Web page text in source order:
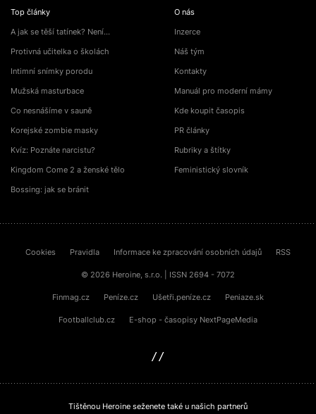
Top články
A jak se těší tatínek? Není…
Protivná učitelka o školách
Intimní snímky porodu
Mužská masturbace
Co nesnášíme v sauně
Korejské zombie masky
Kvíz: Poznáte narcistu?
Kingdom Come 2 a ženské tělo
Bossing: jak se bránit
O nás
Inzerce
Náš tým
Kontakty
Manuál pro moderní mámy
Kde koupit časopis
PR články
Rubriky a štítky
Feministický slovník
Cookies Pravidla Informace ke zpracování osobních údajů RSS
© 2026 Heroine, s.r.o. | ISSN 2694 - 7072
Finmag.cz Peníze.cz Ušetři.peníze.cz Peniaze.sk
Footballclub.cz E-shop - časopisy NextPageMedia
Tištěnou Heroine seženete také u našich partnerů